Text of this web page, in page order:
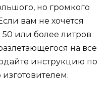
но громкого
вам не хочется
или более литров
на все
инструкцию по